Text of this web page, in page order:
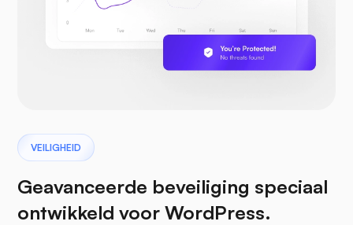
VEILIGHEID
Geavanceerde beveiliging speciaal
ontwikkeld voor WordPress.